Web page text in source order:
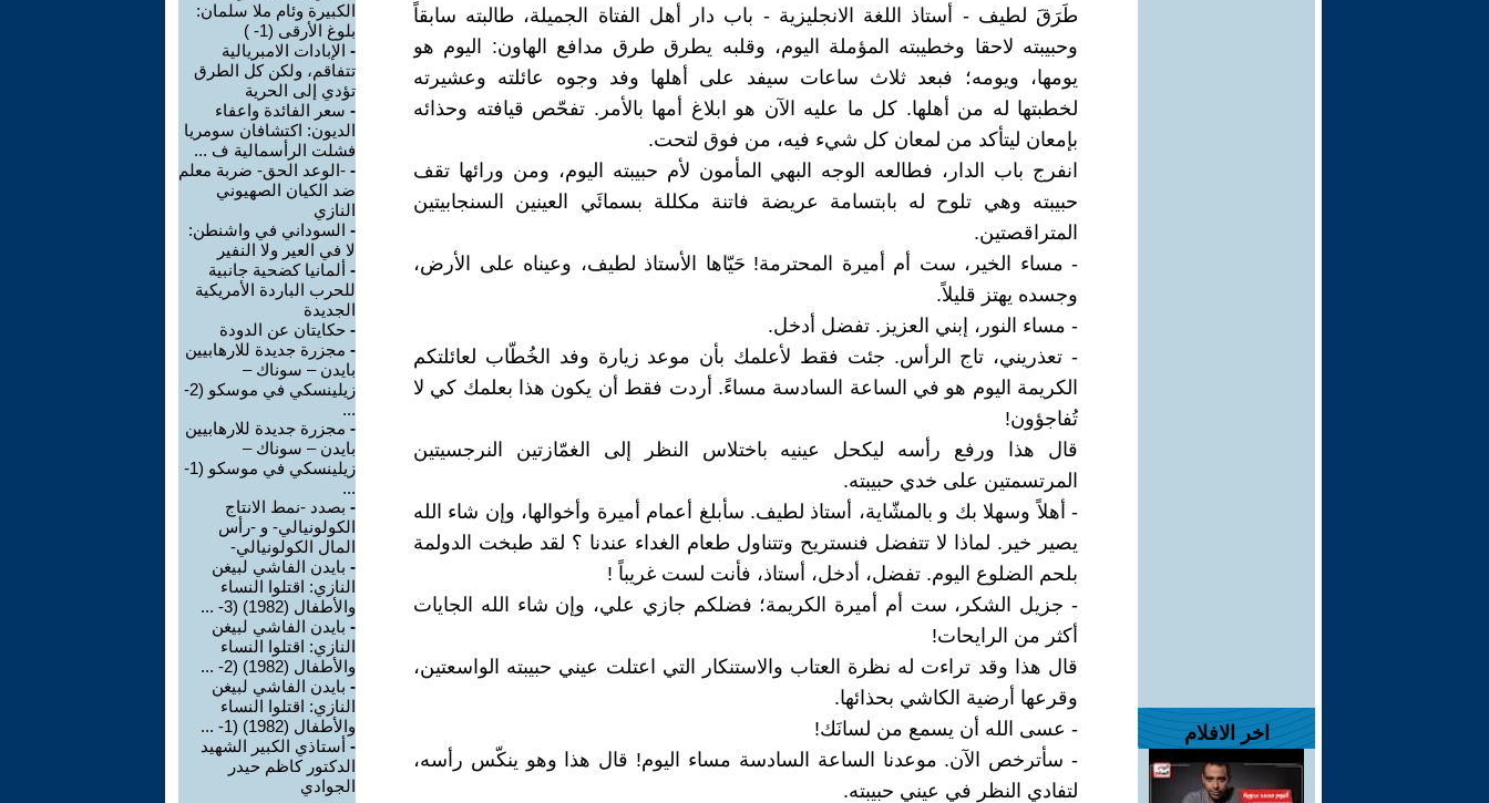
اخر الافلام
طَرَقَ لطيف - أستاذ اللغة الانجليزية - باب دار أهل الفتاة الجميلة، طالبته سابقاً
وحبيبته لاحقا وخطيبته المؤملة اليوم، وقلبه يطرق طرق مدافع الهاون: اليوم هو
يومها، ويومه؛ فبعد ثلاث ساعات سيفد على أهلها وفد وجوه عائلته وعشيرته
لخطبتها له من أهلها. كل ما عليه الآن هو ابلاغ أمها بالأمر. تفحّص قيافته وحذائه
بإمعان ليتأكد من لمعان كل شيء فيه، من فوق لتحت.
انفرج باب الدار، فطالعه الوجه البهي المأمون لأم حبيبته اليوم، ومن ورائها تقف
حبيبته وهي تلوح له بابتسامة عريضة فاتنة مكللة بسمائَي العينين السنجابيتين
المتراقصتين.
- مساء الخير، ست أم أميرة المحترمة! حَيّاها الأستاذ لطيف، وعيناه على الأرض،
وجسده يهتز قليلاً.
- مساء النور، إبني العزيز. تفضل أدخل.
- تعذريني، تاج الرأس. جئت فقط لأعلمك بأن موعد زيارة وفد الخُطّاب لعائلتكم
الكريمة اليوم هو في الساعة السادسة مساءً. أردت فقط أن يكون هذا بعلمك كي لا
تُفاجؤون!
قال هذا ورفع رأسه ليكحل عينيه باختلاس النظر إلى الغمّازتين النرجسيتين
المرتسمتين على خدي حبيبته.
- أهلاً وسهلا بك و بالمشّاية، أستاذ لطيف. سأبلغ أعمام أميرة وأخوالها، وإن شاء الله
يصير خير. لماذا لا تتفضل فنستريح وتتناول طعام الغداء عندنا ؟ لقد طبخت الدولمة
بلحم الضلوع اليوم. تفضل، أدخل، أستاذ، فأنت لست غريباً !
- جزيل الشكر، ست أم أميرة الكريمة؛ فضلكم جازي علي، وإن شاء الله الجايات
أكثر من الرايحات!
قال هذا وقد تراءت له نظرة العتاب والاستنكار التي اعتلت عيني حبيبته الواسعتين،
وقرعها أرضية الكاشي بحذائها.
- عسى الله أن يسمع من لسانَك!
- سأترخص الآن. موعدنا الساعة السادسة مساء اليوم! قال هذا وهو ينكّس رأسه،
لتفادي النظر في عيني حبيبته.
الكبيرة وئام ملا سلمان:
بلوغ الأرقى (1- )
- الإبادات الامبريالية
تتفاقم، ولكن كل الطرق
تؤدي إلى الحرية
- سعر الفائدة واعفاء
الديون: اكتشافان سومريا
فشلت الرأسمالية ف ...
- -الوعد الحق- ضربة معلم
ضد الكيان الصهيوني
النازي
- السوداني في واشنطن:
لا في العير ولا النفير
- ألمانيا كضحية جانبية
للحرب الباردة الأمريكية
الجديدة
- حكايتان عن الدودة
- مجزرة جديدة للارهابيين
بايدن – سوناك –
زيلينسكي في موسكو (2-
...
- مجزرة جديدة للارهابيين
بايدن – سوناك –
زيلينسكي في موسكو (1-
...
- بصدد -نمط الانتاج
الكولونيالي- و -رأس
المال الكولونيالي-
- بايدن الفاشي لبيغن
النازي: اقتلوا النساء
والأطفال (1982) (3- ...
- بايدن الفاشي لبيغن
النازي: اقتلوا النساء
والأطفال (1982) (2- ...
- بايدن الفاشي لبيغن
النازي: اقتلوا النساء
والأطفال (1982) (1- ...
- أستاذي الكبير الشهيد
الدكتور كاظم حيدر
الجوادي